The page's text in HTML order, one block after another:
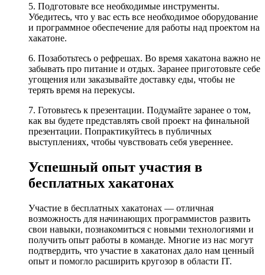
5. Подготовьте все необходимые инструменты.
Убедитесь, что у вас есть все необходимое оборудование
и программное обеспечение для работы над проектом на
хакатоне.
6. Позаботьтесь о рефрешах. Во время хакатона важно не
забывать про питание и отдых. Заранее приготовьте себе
угощения или заказывайте доставку еды, чтобы не
терять время на перекусы.
7. Готовьтесь к презентации. Подумайте заранее о том,
как вы будете представлять свой проект на финальной
презентации. Попрактикуйтесь в публичных
выступлениях, чтобы чувствовать себя увереннее.
Успешный опыт участия в
бесплатных хакатонах
Участие в бесплатных хакатонах — отличная
возможность для начинающих программистов развить
свои навыки, познакомиться с новыми технологиями и
получить опыт работы в команде. Многие из нас могут
подтвердить, что участие в хакатонах дало нам ценный
опыт и помогло расширить кругозор в области IT.